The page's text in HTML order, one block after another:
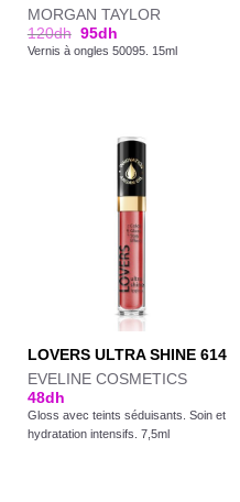
MORGAN TAYLOR
120dh 95dh
Vernis à ongles 50095. 15ml
LOVERS ULTRA SHINE 614
EVELINE COSMETICS
48dh
Gloss avec teints séduisants. Soin et
hydratation intensifs. 7,5ml